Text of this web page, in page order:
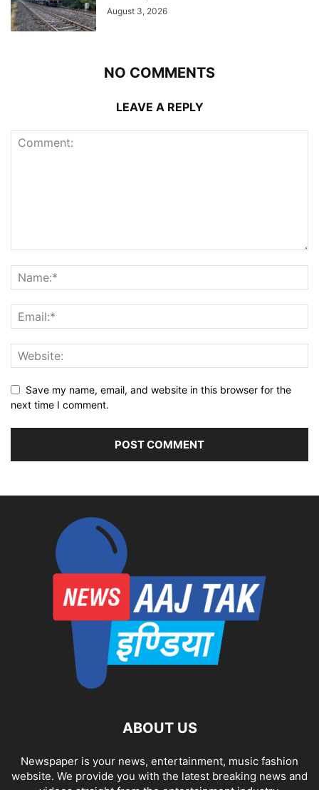
August 3, 2026
NO COMMENTS
LEAVE A REPLY
Save my name, email, and website in this browser for the
next time I comment.
ABOUT US
Newspaper is your news, entertainment, music fashion
website. We provide you with the latest breaking news and